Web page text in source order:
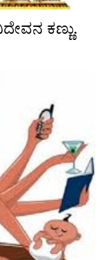
ಕಣ್ಣು.